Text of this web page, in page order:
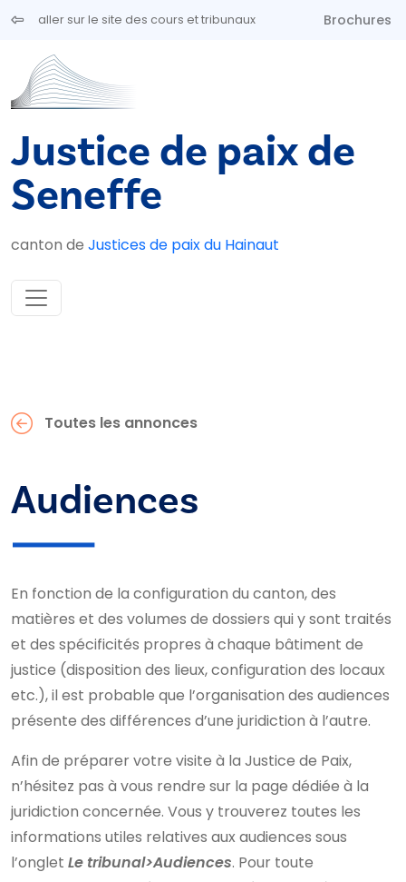
Aller au contenu principal
aller sur le site des cours et tribunaux Brochures
Justice de paix de
Seneffe
canton de Justices de paix du Hainaut
Toutes les annonces
Audiences
En fonction de la configuration du canton, des
matières et des volumes de dossiers qui y sont traités
et des spécificités propres à chaque bâtiment de
justice (disposition des lieux, configuration des locaux
etc.), il est probable que l’organisation des audiences
présente des différences d’une juridiction à l’autre.
Afin de préparer votre visite à la Justice de Paix,
n’hésitez pas à vous rendre sur la page dédiée à la
juridiction concernée. Vous y trouverez toutes les
informations utiles relatives aux audiences sous
l’onglet Le tribunal>Audiences. Pour toute